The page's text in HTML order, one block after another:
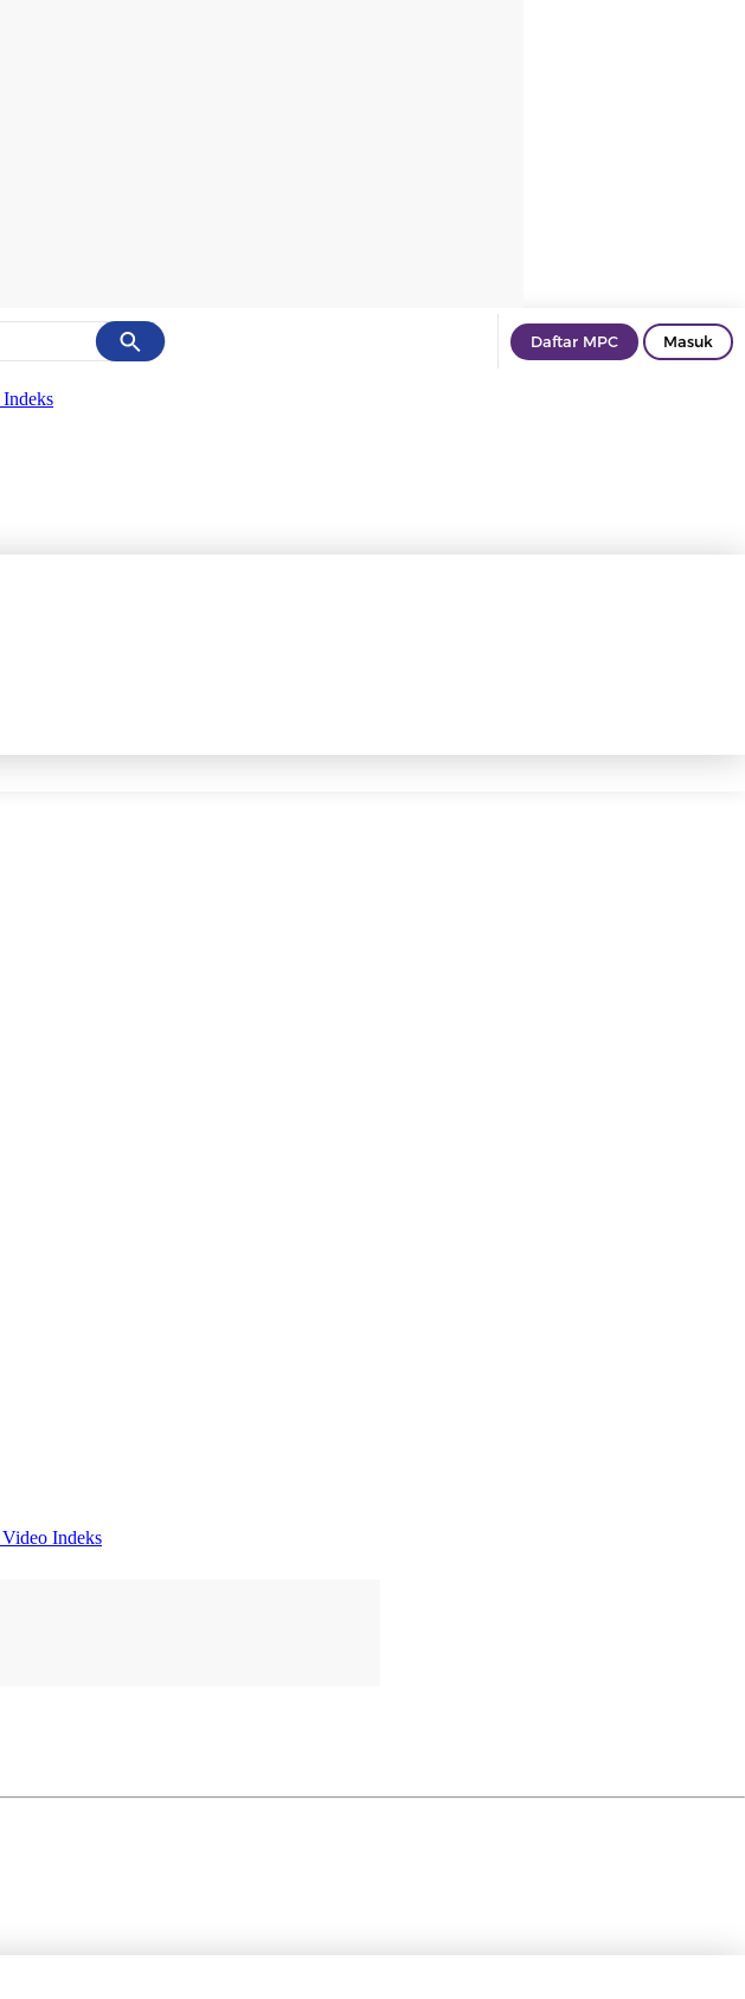
Cancel Daftar MPC Masuk
Indeks
Video Indeks